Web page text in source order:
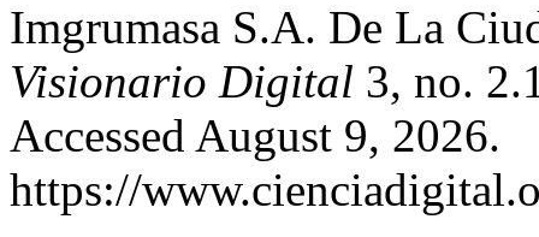
Imgrumasa S.A. De La
Visionario Digital 3, no.
Accessed August 9, 2026.
https://